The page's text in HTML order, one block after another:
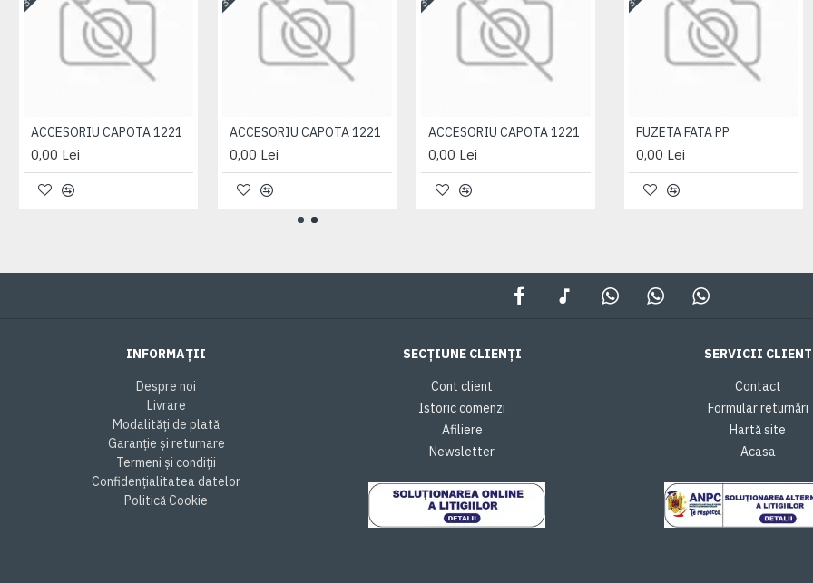
ACCESORIU CAPOTA 1221
0,00 Lei
ACCESORIU CAPOTA 1221
0,00 Lei
ACCESORIU CAPOTA 1221
0,00 Lei
ACCESORIU CAPOTA 1221
0,00 Lei
FUZETA FATA PP
0,00 Lei
INFORMAȚII
Despre noi
Livrare
Modalități de plată
Garanție și returnare
Termeni și condiții
Confidențialitatea datelor
Politică Cookie
SECȚIUNE CLIENȚI
Cont client
Istoric comenzi
Afiliere
Newsletter
SERVICII CLIENT
Contact
Formular returnări
Hartă site
Acasa